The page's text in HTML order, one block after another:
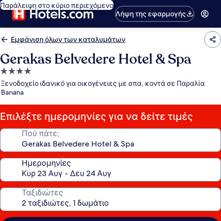
Παράλειψη στο κύριο περιεχόμενο
Λήψη της εφαρμογής
Εμφάνιση όλων των καταλυμάτων
Gerakas Belvedere Hotel & Spa
Κατάλυμα
με
4.0
αστέρια
Ξενοδοχείο ιδανικό για οικογένειες με σπα, κοντά σε Παραλία
Banana
Επιλέξτε ημερομηνίες για να δείτε τιμές
Πού πάτε;
Ημερομηνίες
Ταξιδιώτες